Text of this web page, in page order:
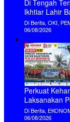
Di Tengah
Ikhtiar Lahir
Hujan
Di Berita, OKI,
06/08/2026
Perkuat
Laksanakan
Gabungan
Di Berita,
06/08/2026